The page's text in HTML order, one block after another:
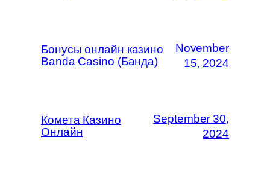
Бонусы онлайн казино
Banda Casino (Банда)
November
15, 2024
Комета Казино
Онлайн
September 30,
2024